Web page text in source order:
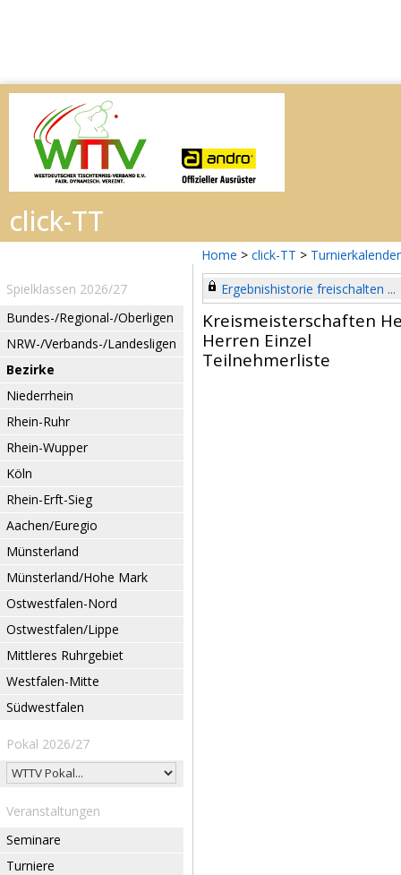
Home > click-TT > Turnierkalender
Spielklassen 2026/27
Bundes-/Regional-/Oberligen
NRW-/Verbands-/Landesligen
Bezirke
Niederrhein
Rhein-Ruhr
Rhein-Wupper
Köln
Rhein-Erft-Sieg
Aachen/Euregio
Münsterland
Münsterland/Hohe Mark
Ostwestfalen-Nord
Ostwestfalen/Lippe
Mittleres Ruhrgebiet
Westfalen-Mitte
Südwestfalen
Pokal 2026/27
Veranstaltungen
Seminare
Turniere
Ergebnishistorie freischalten ...
Kreismeisterschaften
Herren Einzel
Teilnehmerliste